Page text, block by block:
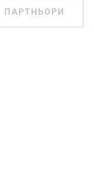
ПАРТНЬОРИ